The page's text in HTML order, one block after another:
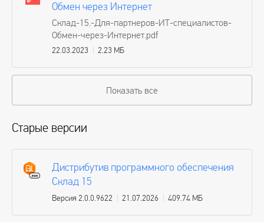
Обмен через Интернет
Склад-15.-Для-партнеров-ИТ-специалистов-
Обмен-через-Интернет.pdf
22.03.2023 2.23 МБ
Показать все
Старые версии
Дистрибутив программного обеспечения
Склад 15
Версия 2.0.0.9622 21.07.2026 409.74 МБ